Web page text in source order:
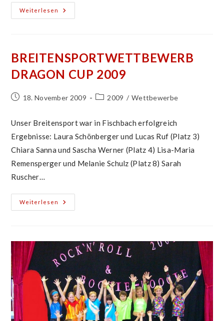
Weiterlesen
Rock’n’Boogie
Cup
BREITENSPORTWETTBEWERB
DRAGON CUP 2009
Beitrag18. November 2009
Beitrags-
2009 / Wettbewerbe
Unser Breitensport war in Fischbach erfolgreich
Ergebnisse: Laura Schönberger und Lucas Ruf (Platz 3)
Chiara Sanna und Sascha Werner (Platz 4) Lisa-Maria
Remensperger und Melanie Schulz (Platz 8) Sarah
Ruscher…
Weiterlesen
Breitensportwettbewerb
Dragon